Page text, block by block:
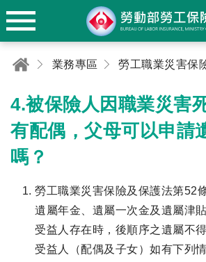
業務專區 勞工職業災害保
4.被保險人因職業災害
有配偶，父母可以申請
嗎？
勞工職業災害保險及保護法第52
遺屬年金、遺屬一次金及遺屬津
受益人存在時，後順序之遺屬不
受益人（配偶及子女）如有下列